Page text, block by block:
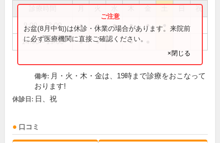
祝
9:00～12:00 ● ● ● ● ●
14:00～19:00 ● ● ●
お盆(8月中旬)は休診・休業の場合があります。来院前
に必ず医療機関に直接ご確認ください。
×閉じる
備考: 月・火・木・金は、19時まで診療をおこなって
おります!
休診日: 日、祝
口コミ